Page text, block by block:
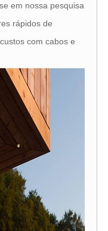
em nossa pesquisa
rápidos de
com cabos e